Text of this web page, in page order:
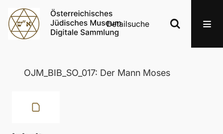
Detailsuche
OJM_BIB_SO_017: Der Mann Moses